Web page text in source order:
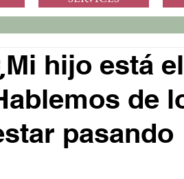
hijo está
de
pasando